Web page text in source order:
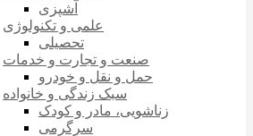
آشپزی
علمی و تکنولوژی
تحصیلی
صنعت و تجارت و خدمات
حمل و نقل و خودرو
سبک زندگی و خانواده
زناشویی، مادر و کودک
سرگرمی